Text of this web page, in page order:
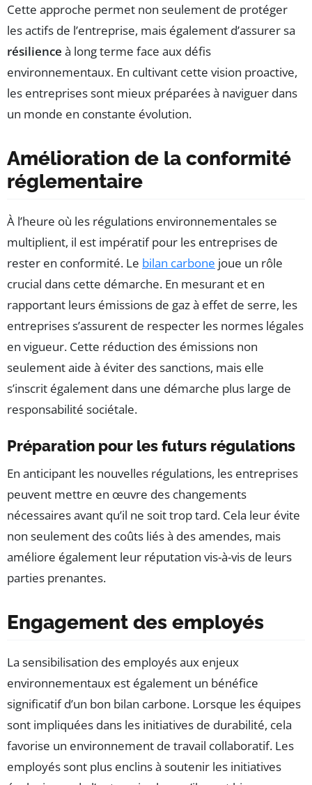
Cette approche permet non seulement de protéger
les actifs de l’entreprise, mais également d’assurer sa
résilience à long terme face aux défis
environnementaux. En cultivant cette vision proactive,
les entreprises sont mieux préparées à naviguer dans
un monde en constante évolution.
Amélioration de la conformité
réglementaire
À l’heure où les régulations environnementales se
multiplient, il est impératif pour les entreprises de
rester en conformité. Le bilan carbone joue un rôle
crucial dans cette démarche. En mesurant et en
rapportant leurs émissions de gaz à effet de serre, les
entreprises s’assurent de respecter les normes légales
en vigueur. Cette réduction des émissions non
seulement aide à éviter des sanctions, mais elle
s’inscrit également dans une démarche plus large de
responsabilité sociétale.
Préparation pour les futurs régulations
En anticipant les nouvelles régulations, les entreprises
peuvent mettre en œuvre des changements
nécessaires avant qu’il ne soit trop tard. Cela leur évite
non seulement des coûts liés à des amendes, mais
améliore également leur réputation vis-à-vis de leurs
parties prenantes.
Engagement des employés
La sensibilisation des employés aux enjeux
environnementaux est également un bénéfice
significatif d’un bon bilan carbone. Lorsque les équipes
sont impliquées dans les initiatives de durabilité, cela
favorise un environnement de travail collaboratif. Les
employés sont plus enclins à soutenir les initiatives